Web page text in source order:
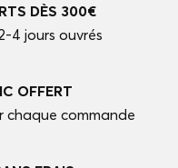
DÈS 300€
4 jours ouvrés
OFFERT
chaque commande